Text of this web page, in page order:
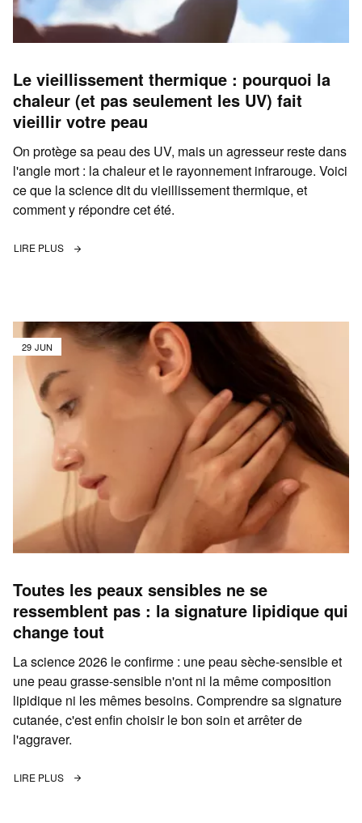
Le vieillissement thermique : pourquoi la
chaleur (et pas seulement les UV) fait
vieillir votre peau
On protège sa peau des UV, mais un agresseur reste dans
l'angle mort : la chaleur et le rayonnement infrarouge. Voici
ce que la science dit du vieillissement thermique, et
comment y répondre cet été.
LIRE PLUS
29 JUN
Toutes les peaux sensibles ne se
ressemblent pas : la signature lipidique qui
change tout
La science 2026 le confirme : une peau sèche-sensible et
une peau grasse-sensible n'ont ni la même composition
lipidique ni les mêmes besoins. Comprendre sa signature
cutanée, c'est enfin choisir le bon soin et arrêter de
l'aggraver.
LIRE PLUS